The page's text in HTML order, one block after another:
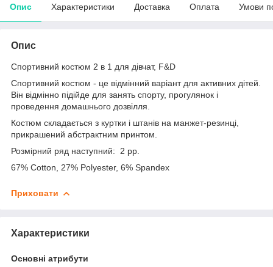
Опис Характеристики Доставка Оплата Умови
Опис
Спортивний костюм 2 в 1 для дівчат, F&D
Спортивний костюм - це відмінний варіант для активних дітей.
Він відмінно підійде для занять спорту, прогулянок і
проведення домашнього дозвілля.
Костюм складається з куртки і штанів на манжет-резинці,
прикрашений абстрактним принтом.
Розмірний ряд наступний: 2 рр.
67% Cotton, 27% Polyester, 6% Spandex
Приховати
Характеристики
Основні атрибути